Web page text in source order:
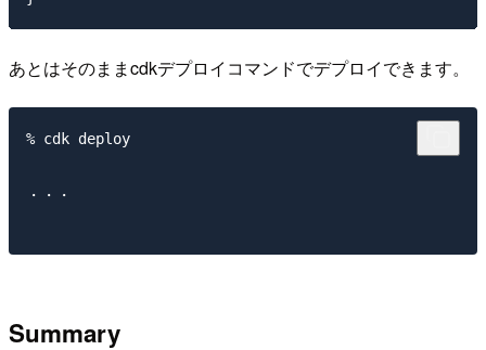
あとはそのままcdkデプロイコマンドでデプロイできます。
% cdk deploy
・・・
Summary